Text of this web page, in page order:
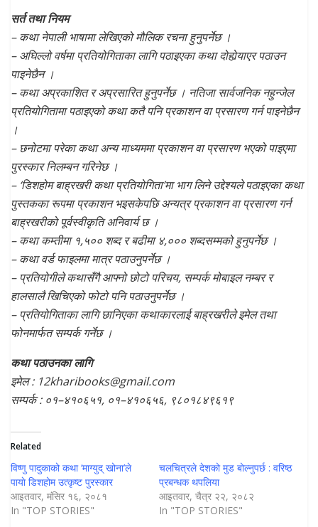
सर्त तथा नियम
– कथा नेपाली भाषामा लेखिएको मौलिक रचना हुनुपर्नेछ ।
– अघिल्लो वर्षमा प्रतियोगिताका लागि पठाइएका कथा दोहोर्‍याएर पठाउन
पाइनेछैन ।
– कथा अप्रकाशित र अप्रसारित हुनुपर्नेछ । नतिजा सार्वजनिक नहुन्जेल
प्रतियोगितामा पठाइएको कथा कतै पनि प्रकाशन वा प्रसारण गर्न पाइनेछैन
।
– छनोटमा परेका कथा अन्य माध्यममा प्रकाशन वा प्रसारण भएको पाइएमा
पुरस्कार निलम्बन गरिनेछ ।
– ‘डिशहोम बाह्रखरी कथा प्रतियोगिता’मा भाग लिने उद्देश्यले पठाइएका कथा
पुस्तकका रूपमा प्रकाशन भइसकेपछि अन्यत्र प्रकाशन वा प्रसारण गर्न
बाह्रखरीको पूर्वस्वीकृति अनिवार्य छ ।
– कथा कम्तीमा १,५०० शब्द र बढीमा ४,००० शब्दसम्मको हुनुपर्नेछ ।
– कथा वर्ड फाइलमा मात्र पठाउनुपर्नेछ ।
– प्रतियोगीले कथासँगै आफ्नो छोटो परिचय, सम्पर्क मोबाइल नम्बर र
हालसालै खिचिएको फोटो पनि पठाउनुपर्नेछ ।
– प्रतियोगिताका लागि छानिएका कथाकारलाई बाह्रखरीले इमेल तथा
फोनमार्फत सम्पर्क गर्नेछ ।
कथा पठाउनका लागि
इमेल : 12kharibooks@gmail.com
सम्पर्क : ०१–४१०६५१, ०१–४१०६५६, ९८०१८४९६१९
Related
विष्णु पादुकाको कथा ‘माग्युद् खोना’ले
पायाे डिशहोम उत्कृष्ट पुरस्कार
आइतवार, मंसिर १६, २०८१
In "TOP STORIES"
चलचित्रले देशको मुड बोल्‍नुपर्छ : वरिष्ठ
प्रबन्धक थपलिया
आइतवार, चैत्र २२, २०८२
In "TOP STORIES"